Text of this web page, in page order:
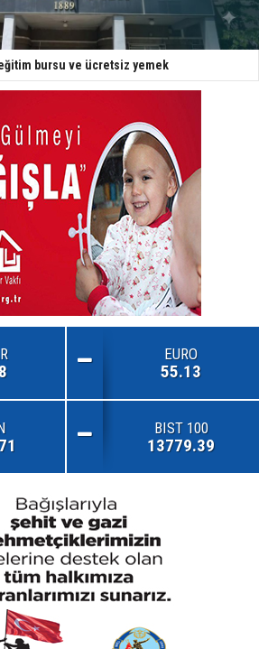
bursu ve ücretsiz yemek
EURO
55.13
BIST 100
13779.39